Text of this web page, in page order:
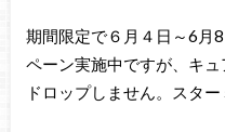
期間限定で６月４日～6月
ペーン実施中ですが、キ
ドロップしません。スタ